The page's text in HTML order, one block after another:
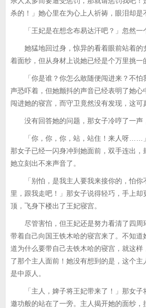
杀的！」她心里在为心上人祈祷，眼泪却是
「王妃是在想念布易达汗吧？」忽然一
她猛地回过身，惊异的看着眼前站着的
着面纱，但从身材上说她已经是个万里挑一
「你是谁？你怎么敢随便闯进来？不怕
声恐吓着，但她颤抖的声音已经表明了她心
闯进她的寝宫，而守卫竟然没有发现，这可
没有回答她的问题，那女子冷哼了一声
「你，你，你，站，站住！来人呀……」
那女子已经一闪身冲到她面前，双手连出，
她立刻出不来声音了。
「别怕，是我主人要我来接你的，怕你
里，跟我走吧！」那女子说得轻巧，手上
顶，飞身下楼出了王妃寝宫。
尽管害怕，但王妃还是努力看清了四周
带着自己向国王铁木哈的寝宫来了。不知道
道为什么要带自己去铁木哈的寝宫，就这样
了那个主人面前！她没有想到的是，这个
是中原人。
「主人，婢子将王妃带来了！」那女子
邀功般的站在了一旁。主人揭开她的面纱，